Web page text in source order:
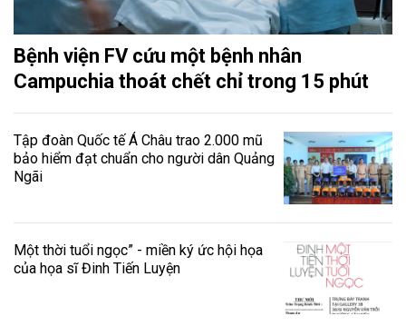
Bệnh viện FV cứu một bệnh nhân
Campuchia thoát chết chỉ trong 15 phút
Tập đoàn Quốc tế Á Châu trao 2.000 mũ
bảo hiểm đạt chuẩn cho người dân Quảng
Ngãi
Một thời tuổi ngọc” - miền ký ức hội họa
của họa sĩ Đinh Tiến Luyện